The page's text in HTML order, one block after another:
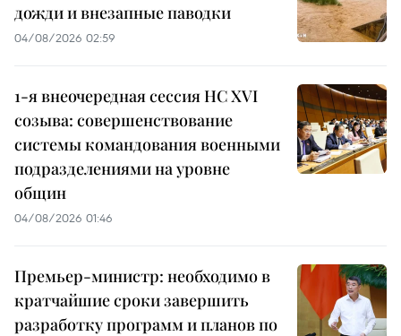
дожди и внезапные паводки
04/08/2026 02:59
1-я внеочередная сессия НС XVI
созыва: совершенствование
системы командования военными
подразделениями на уровне
общин
04/08/2026 01:46
Премьер-министр: необходимо в
кратчайшие сроки завершить
разработку программ и планов по